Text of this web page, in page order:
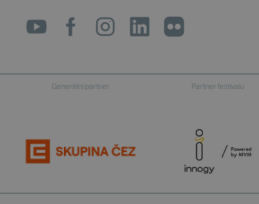
Generální partner Partner festivalu